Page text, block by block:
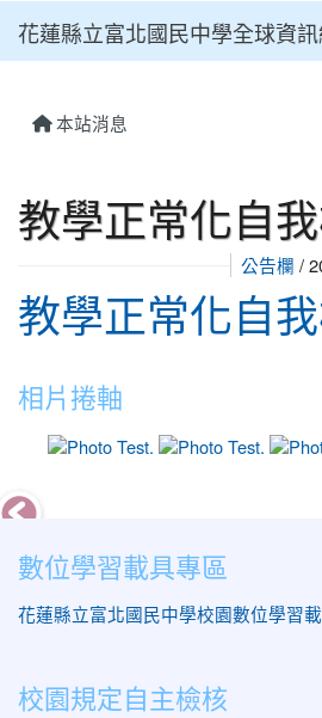
花蓮縣立富北國民中學全球資
本站消息
教學正常化自
公告欄 /
教學正常化自
相片捲軸
photo-9 photo-
數位學習載具專區
花蓮縣立富北國民中學校園數位學習
校園規定自主檢核